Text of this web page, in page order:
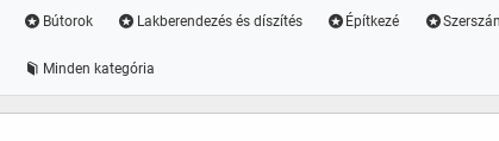
Bútorok Lakberendezés és díszítés Építkezé
Minden kategória